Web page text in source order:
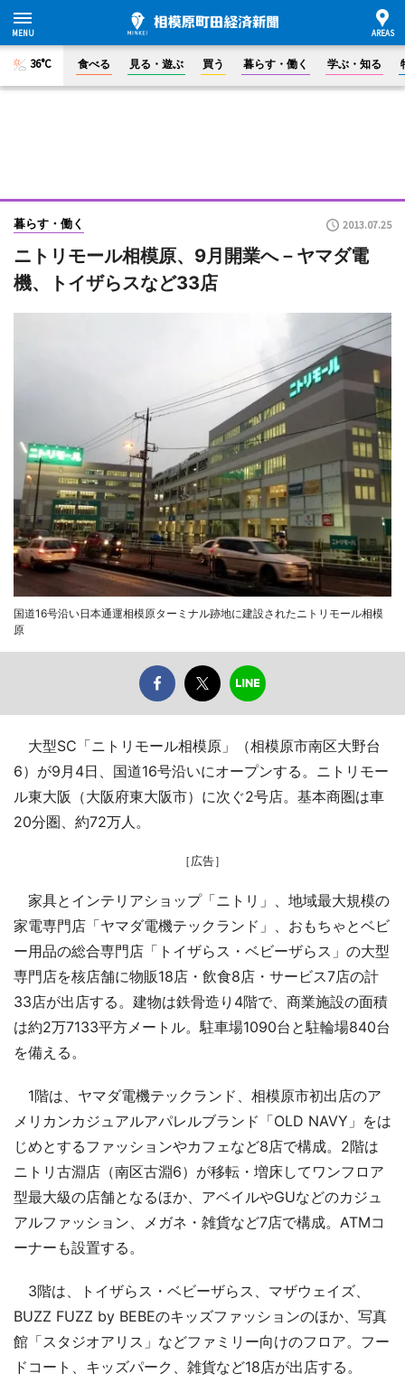
36°C 食べる 見る・遊ぶ 買う 暮らす・働く 学ぶ・知る
暮らす・働く 2013.07.25
ニトリモール相模原、9月開業へ－ヤマダ電
機、トイザらスなど33店
国道16号沿い日本通運相模原ターミナル跡地に建設されたニトリモール相模
原
大型SC「ニトリモール相模原」（相模原市南区大野台
6）が9月4日、国道16号沿いにオープンする。ニトリモー
ル東大阪（大阪府東大阪市）に次ぐ2号店。基本商圏は車
20分圏、約72万人。
［広告］
家具とインテリアショップ「ニトリ」、地域最大規模の
家電専門店「ヤマダ電機テックランド」、おもちゃとベビ
ー用品の総合専門店「トイザらス・ベビーザらス」の大型
専門店を核店舗に物販18店・飲食8店・サービス7店の計
33店が出店する。建物は鉄骨造り4階で、商業施設の面積
は約2万7133平方メートル。駐車場1090台と駐輪場840台
を備える。
1階は、ヤマダ電機テックランド、相模原市初出店のア
メリカンカジュアルアパレルブランド「OLD NAVY」をは
じめとするファッションやカフェなど8店で構成。2階は
ニトリ古淵店（南区古淵6）が移転・増床してワンフロア
型最大級の店舗となるほか、アベイルやGUなどのカジュ
アルファッション、メガネ・雑貨など7店で構成。ATMコ
ーナーも設置する。
3階は、トイザらス・ベビーザらス、マザウェイズ、
BUZZ FUZZ by BEBEのキッズファッションのほか、写真
館「スタジオアリス」などファミリー向けのフロア。フー
ドコート、キッズパーク、雑貨など18店が出店する。